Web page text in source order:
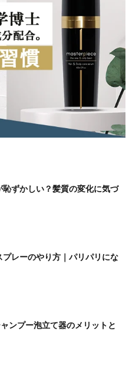
恥ずかしい？髪質の変化に気づ
プレーのやり方｜パリパリにな
ンプー泡立て器のメリットと